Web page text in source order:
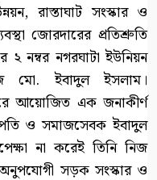
রাস্তাঘাট সংস্কার ও
জোরদারের প্রতিশ্রুতি
২ নম্বর নগরঘাটা ইউনিয়ন
মো. ইবাদুল ইসলাম।
আয়োজিত এক জনাকীর্ণ
ও সমাজসেবক ইবাদুল
না করেই তিনি নিজ
অনুপযোগী সড়ক সংস্কার ও